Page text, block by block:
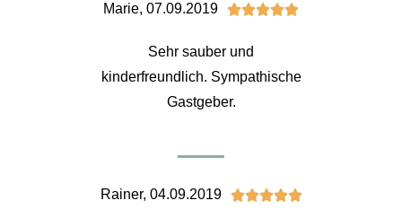
Marie, 07.09.2019 
Sehr sauber und
kinderfreundlich. Sympathische
Gastgeber.
Rainer, 04.09.2019 